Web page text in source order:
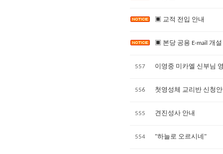
▣ 교적 전입 안내
▣ 본당 공용 E-mail 개설
557 이영중 미카엘 신부님
556 첫영성체 교리반 신청
555 견진성사 안내
554 "하늘로 오르시네"